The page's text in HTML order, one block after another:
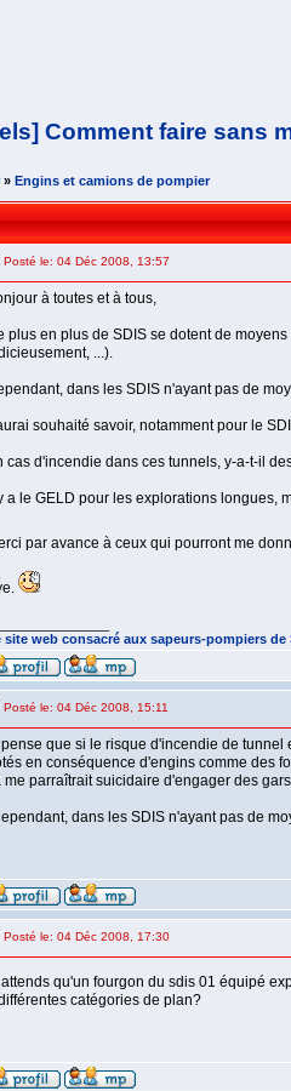
Comment faire sans
» Engins et camions de pompier
Posté le: 04 Déc 2008, 13:57
à toutes et à tous,
plus en plus de SDIS se dotent de
...).
dans les SDIS n'ayant pas de
souhaité savoir, notamment pour le
cas d'incendie dans ces tunnels, y-a-t-il
y a le GELD pour les explorations
par avance à ceux qui pourront me
site web consacré aux sapeurs-pompiers
Posté le: 04 Déc 2008, 15:11
que si le risque d'incendie de tunnel
en conséquence d'engins comme des
me parraîtrait suicidaire d'engager des
dans les SDIS n'ayant pas de
Posté le: 04 Déc 2008, 17:30
qu'un fourgon du sdis 01 équipé
catégories de plan?